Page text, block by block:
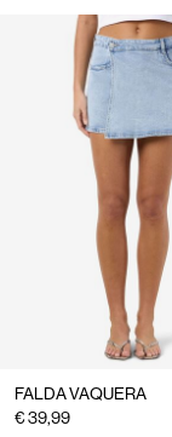
FALDA VAQUERA
€ 39,99